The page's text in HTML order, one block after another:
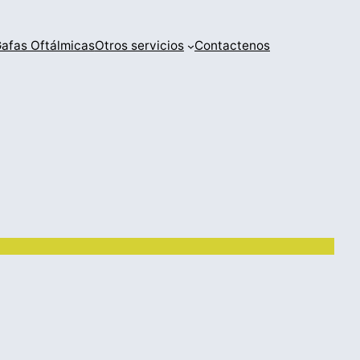
OftálmicasOtros servicios Contactenos